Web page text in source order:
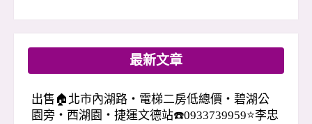
最新文章
出售🏠北市內湖路・電梯二房低總價・碧湖公
園旁・西湖園・捷運文德站☎️0933739959⭐李忠